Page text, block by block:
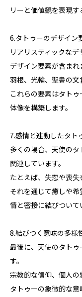
リーと価値観を表現す
6.タトゥーのデザイン
リアリスティックな
デザイン要素が含まれ
羽根、光輪、聖書の文
これらの要素はタト
体像を構築します。
7.感情と連動したタト
多くの場合、天使の
関連しています。
たとえば、失恋や喪失
それを通じて癒しや
情と密接に結びついて
8.結びつく意味の多様
最後に、天使のタト
す。
宗教的な信仰、個人
タトゥーの象徴的な意